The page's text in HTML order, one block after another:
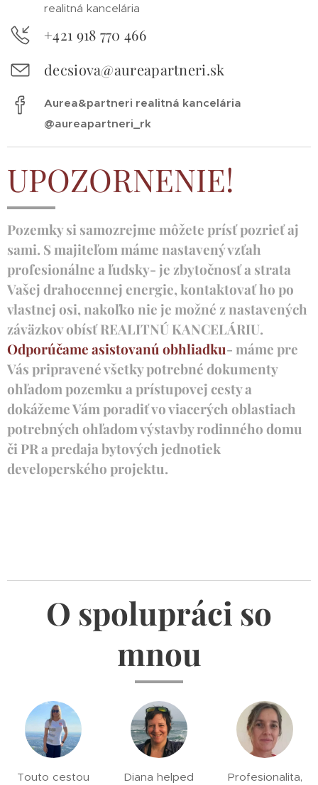
realitná kancelária
+421 918 770 466
decsiova@aureapartneri.sk
Aurea&partneri realitná kancelária
@aureapartneri_rk
UPOZORNENIE!
Pozemky si samozrejme môžete prísť pozrieť aj
sami. S majiteľom máme nastavený vzťah
profesionálne a ľudsky- je zbytočnosť a strata
Vašej drahocennej energie, kontaktovať ho po
vlastnej osi, nakoľko nie je možné z nastavených
záväzkov obísť REALITNÚ KANCELÁRIU.
Odporúčame asistovanú obhliadku- máme pre
Vás pripravené všetky potrebné dokumenty
ohľadom pozemku a prístupovej cesty a
dokážeme Vám poradiť vo viacerých oblastiach
potrebných ohľadom výstavby rodinného domu
či PR a predaja bytových jednotiek
developerského projektu.
O spolupráci so
mnou
Touto cestou
Diana helped
Profesionalita,